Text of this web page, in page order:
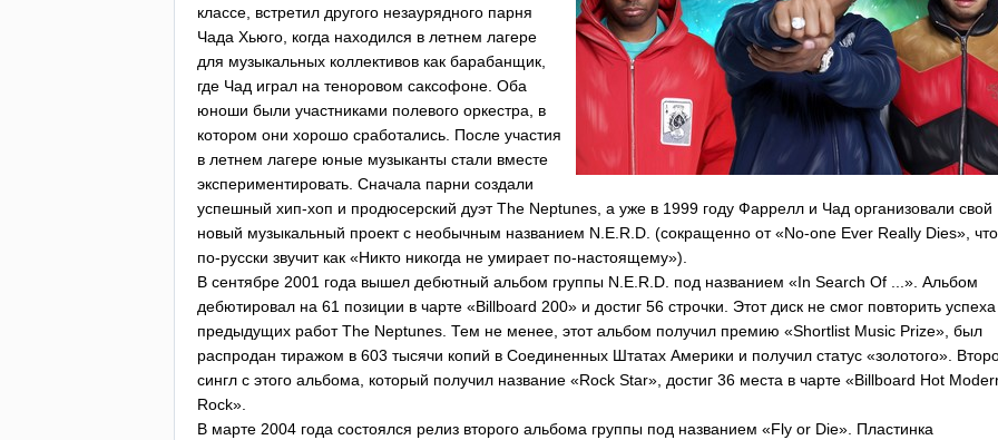
классе, встретил другого незаурядного парня
Чада Хьюго, когда находился в летнем лагере
для музыкальных коллективов как барабанщик,
где Чад играл на теноровом саксофоне. Оба
юноши были участниками полевого оркестра, в
котором они хорошо сработались. После участия
в летнем лагере юные музыканты стали вместе
экспериментировать. Сначала парни создали
успешный хип-хоп и продюсерский дуэтThe Neptunes, а уже в 1999 году Фаррелл и Чад организовали свой
новый музыкальный проект с необычным названием N.E.R.D. (сокращенно от «No-one Ever Really Dies», что
по-русски звучит как «Никто никогда не умирает по-настоящему»).
В сентябре 2001 года вышел дебютный альбом группы N.E.R.D. под названием «In Search Of ...». Альбом
дебютировал на 61 позиции в чарте «Billboard 200» и достиг 56 строчки. Этот диск не смог повторить успеха
предыдущих работThe Neptunes. Тем не менее, этот альбом получил премию «Shortlist Music Prize», был
распродан тиражом в 603 тысячи копий в Соединенных Штатах Америки и получил статус «золотого».
сингл с этого альбома, который получил название «Rock Star», достиг 36 места в чарте «Billboard Hot
Rock».
В марте 2004 года состоялся релиз второго альбома группы под названием «Fly or Die». Пластинка